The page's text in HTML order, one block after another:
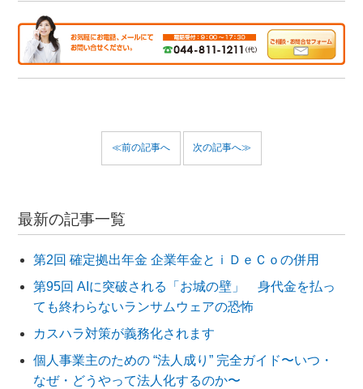
≪前の記事へ 次の記事へ≫
最新の記事一覧
第2回 確定拠出年金 企業年金とｉＤｅＣｏの併用
第95回 AIに突破される「お城の壁」 身代金を払っ
ても終わらないランサムウェアの恐怖
カスハラ対策が義務化されます
個人事業主のための “法人成り” 完全ガイド〜いつ・
なぜ・どうやって法人化するのか〜